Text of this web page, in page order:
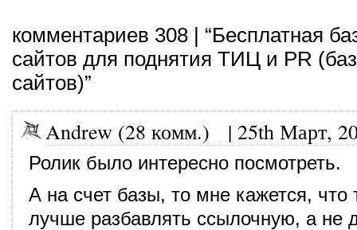
комментариев 308 | “Бесплатная
сайтов для поднятия ТИЦ и PR
сайтов)”
Andrew (28 комм.) | 25th Март,
Ролик было интересно посмотреть.
А на счет базы, то мне кажется,
лучше разбавлять ссылочную, а не